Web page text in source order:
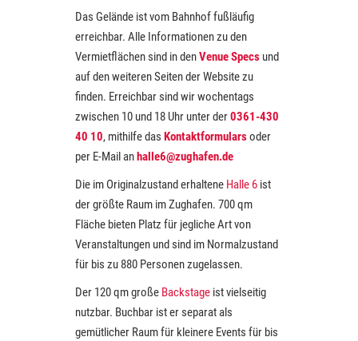
Das Gelände ist vom Bahnhof fußläufig
erreichbar. Alle Informationen zu den
Vermietflächen sind in denVenue Specs und
auf den weiteren Seiten der Website zu
finden. Erreichbar sind wir wochentags
zwischen 10 und 18 Uhr unter der0361-430
40 10, mithilfe das Kontaktformularsoder
per E-Mail anhalle6@zughafen.de
Die im Originalzustand erhaltene Halle 6 ist
der größte Raum im Zughafen. 700 qm
Fläche bieten Platz für jegliche Art von
Veranstaltungen und sind im Normalzustand
für bis zu 880 Personen zugelassen.
Der 120 qm große Backstage ist vielseitig
nutzbar. Buchbar ist er separat als
gemütlicher Raum für kleinere Events für bis